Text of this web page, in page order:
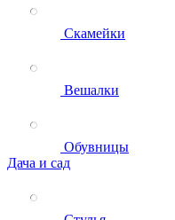
Скамейки
Вешалки
Обувницы
Дача и сад